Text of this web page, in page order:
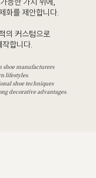
능한 가치 위에,
화를 제안합니다.
의 커스텀으로
작합니다.
shoe manufacturers
lifestyles.
shoe techniques
decorative advantages.